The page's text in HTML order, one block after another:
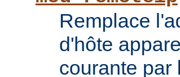
Remplace
d'hôte
courante par